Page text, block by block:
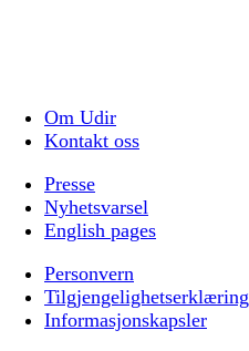
Om Udir
Kontakt oss
Presse
Nyhetsvarsel
English pages
Personvern
Tilgjengelighetserklæring
Informasjonskapsler